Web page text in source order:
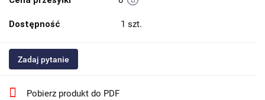
Dostępność 1 szt.
Zadaj pytanie
Pobierz produkt do PDF